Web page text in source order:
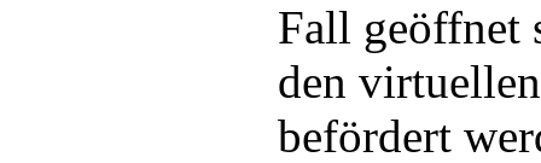
Fall geöffnet
den
befördert